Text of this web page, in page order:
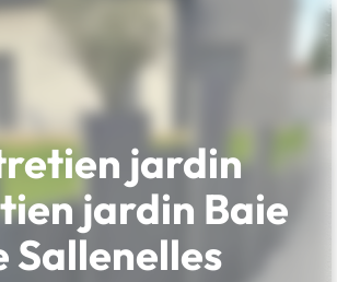
jardin
jardin Baie
Sallenelles